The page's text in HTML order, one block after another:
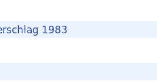
1983